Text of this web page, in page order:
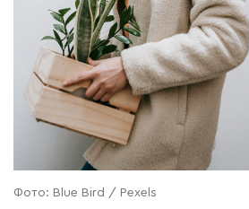
Фото: Blue Bird / Pexels